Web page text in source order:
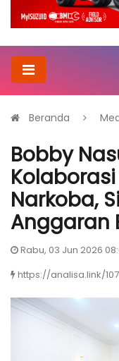
Beranda
Bobby
Narkoba,
Anggaran
Rabu, 03 Jun 2026
https://analisa.link/